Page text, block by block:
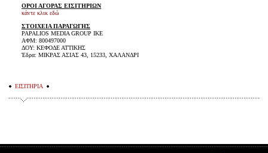
ΟΡΟΙ ΑΓΟΡΑΣ ΕΙΣΙΤΗΡΙΩΝ
κάντε κλικ εδώ
ΣΤΟΙΧΕΙΑ ΠΑΡΑΓΩΓΗΣ
PAPALIOS MEDIA GROUP ΙΚΕ
ΑΦΜ: 800497000
ΔΟΥ: ΚΕΦΟΔΕ ΑΤΤΙΚΗΣ
Έδρα: ΜΙΚΡΑΣ ΑΣΙΑΣ 43, 15233, ΧΑΛΑΝΔΡΙ
ΕΙΣΙΤΗΡΙΑ